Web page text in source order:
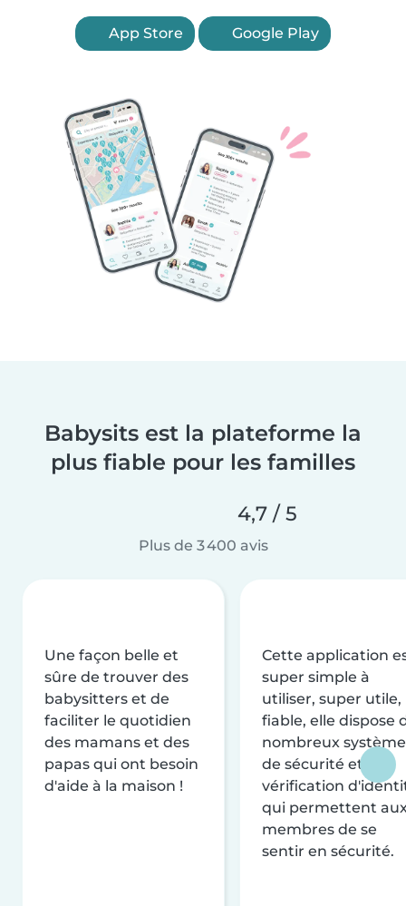
App Store Google Play
Babysits est la plateforme la
plus fiable pour les familles
4,7 / 5
Plus de 3 400 avis
Une façon belle et
sûre de trouver des
babysitters et de
faciliter le quotidien
des mamans et des
papas qui ont besoin
d'aide à la maison !
Cette application
super simple à
utiliser, super utile,
fiable, elle dispose
nombreux
de sécurité et de
vérification
qui permettent
membres de se
sentir en sécurité.